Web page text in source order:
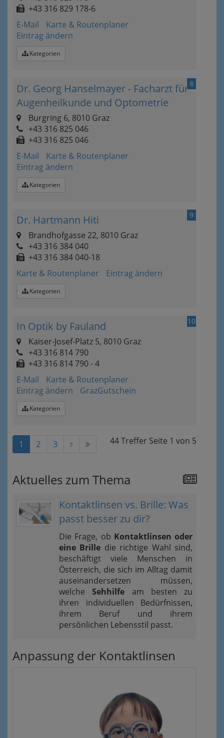
+43 316 829 178-6
E-Mail
Karte & Routenplaner
Eintrag ändern
Kategorien
8
Dr. Georg Hanselmayer - Facharzt für
Augenheilkunde und Optometrie
Burgring 6, 8010 Graz
+43 316 825 046
+43 316 825 046
E-Mail
Karte & Routenplaner
Eintrag ändern
Kategorien
9
Dr. Hartmann Hiti
Brandhofgasse 22, 8010 Graz
+43 316 384 040
+43 316 384 040-18
Karte & Routenplaner
Eintrag ändern
Kategorien
10
In Optik by Fauland
Kaiser-Josef-Platz 5, 8010 Graz
+43 316 814 790
+43 316 814 790 - 4
E-Mail
Karte & Routenplaner
Eintrag ändern
GrazGutschein
Kategorien
44 Treffer Seite 1 von 5
1 2 3
Aktuelles zum Thema
Kontaktlinsen vs. Brille: Was
passt besser zu dir?
Die Frage, ob Kontaktlinsen oder
eine Brille die richtige Wahl sind,
beschäftigt viele Menschen in
Österreich, die sich im Alltag damit
auseinandersetzen müssen,
welcheSehhilfe am besten zu
ihren individuellen Bedürfnissen,
ihrem Beruf und ihrem
persönlichen Lebensstil passt.
Anpassung der Kontaktlinsen